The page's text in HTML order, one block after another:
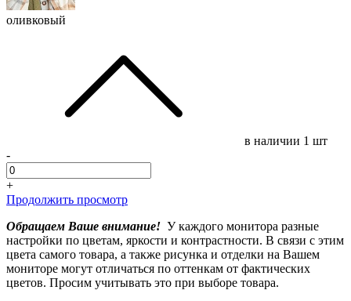
оливковый
в наличии 1 шт
-
+
Продолжить просмотр
Обращаем Ваше внимание! У каждого монитора разные
настройки по цветам, яркости и контрастности. В связи с этим
цвета самого товара, а также рисунка и отделки на Вашем
мониторе могут отличаться по оттенкам от фактических
цветов. Просим учитывать это при выборе товара.